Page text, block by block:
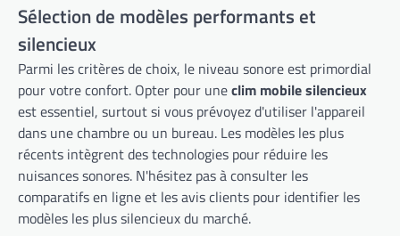
Sélection de modèles performants et
silencieux
Parmi les critères de choix, le niveau sonore est primordial
pour votre confort. Opter pour uneclim mobile silencieux
est essentiel, surtout si vous prévoyez d'utiliser l'appareil
dans une chambre ou un bureau. Les modèles les plus
récents intègrent des technologies pour réduire les
nuisances sonores. N'hésitez pas à consulter les
comparatifs en ligne et les avis clients pour identifier les
modèles les plus silencieux du marché.